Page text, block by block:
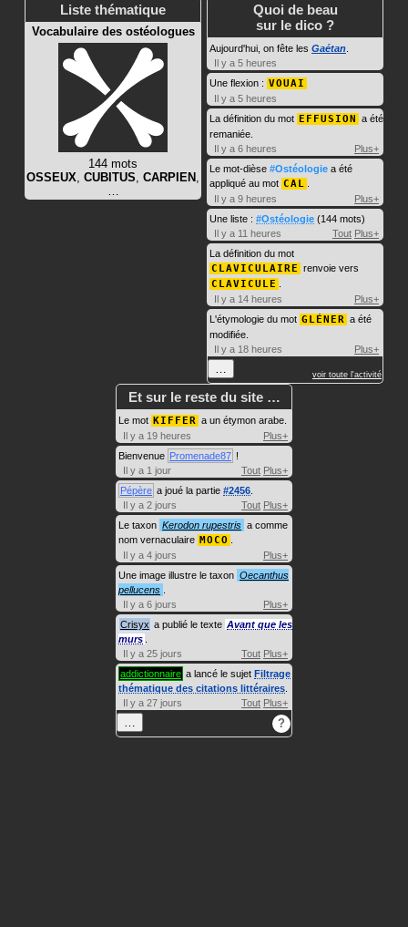
Liste thématique
Vocabulaire des ostéologues
144 mots
OSSEUX CUBITUS CARPIEN
Quoi de beau
sur le dico ?
Aujourd'hui, on fête les Gaétan
Il y a 5 heures
Une flexion : VOUAI
Il y a 5 heures
La définition du mot EFFUSION a été
remaniée.
Il y a 6 heures
Plus+
Le mot-dièse #Ostéologie a été
appliqué au mot CAL
Il y a 9 heures
Plus+
Une liste : #Ostéologie (144 mots)
Il y a 11 heures
Tout Plus+
La définition du mot
CLAVICULAIRE renvoie vers
CLAVICULE
Il y a 14 heures
Plus+
L'étymologie du mot GLÉNER a été
modifiée.
Il y a 18 heures
Plus+
voir toute l'activité
Et sur le reste du site …
Le mot KIFFER a un étymon arabe.
Il y a 19 heures
Plus+
Bienvenue Promenade87 !
Il y a 1 jour
Tout Plus+
Pépère a joué la partie #2456
Il y a 2 jours
Tout Plus+
Le taxon Kerodon rupestris a comme
nom vernaculaire MOCO
Il y a 4 jours
Plus+
Une image illustre le taxon Oecanthus
pellucens
Il y a 6 jours
Plus+
Crisyx a publié le texte Avant que les
murs
Il y a 25 jours
Tout Plus+
addictionnaire a lancé le sujet Filtrage
thématique des citations littéraires
Il y a 27 jours
Tout Plus+
?